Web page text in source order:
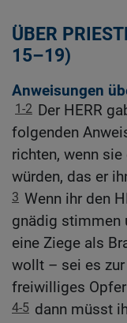
ÜBER
15–19)
Anweisungen
1-2 Der HERR
folgenden
richten, wenn
würden, das er
3 Wenn ihr den
gnädig stimmen
eine Ziege als
wollt – sei es
freiwilliges
4-5 dann müsst